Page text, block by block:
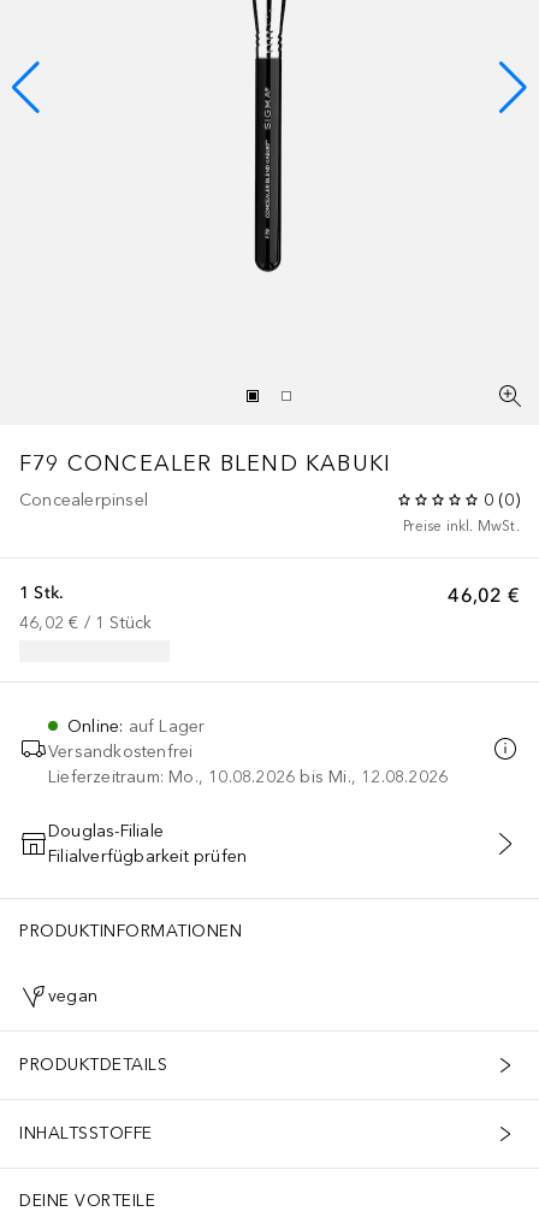
F79 CONCEALER BLEND KABUKI
Concealerpinsel 0 (0)
Preise inkl. MwSt.
46,02 €
1 Stk.
46,02 € / 1 Stück
Online: auf Lager
Versandkostenfrei
Lieferzeitraum: Mo., 10.08.2026 bis Mi., 12.08.2026
IN DEN WARENKORB
Douglas-Filiale
Filialverfügbarkeit prüfen
PRODUKTINFORMATIONEN
vegan
PRODUKTDETAILS
INHALTSSTOFFE
DEINE VORTEILE